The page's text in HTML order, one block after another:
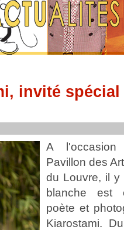
invité spécial
A
Pavillon des
du Louvre, il
blanche est
poète et
Kiarostami.